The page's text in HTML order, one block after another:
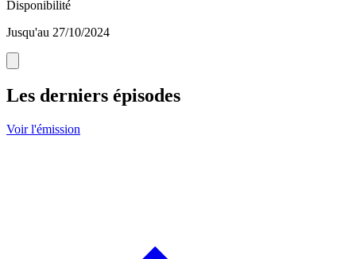
Disponibilité
Jusqu'au 27/10/2024
Les derniers épisodes
Voir l'émission